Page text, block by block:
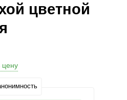
сувениры
цветной
цену